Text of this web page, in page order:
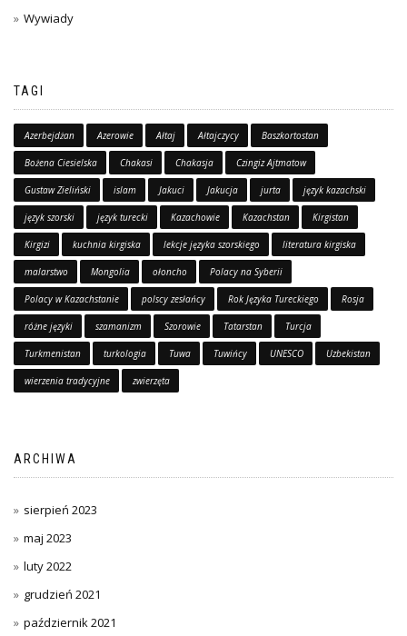
Wywiady
TAGI
Azerbejdżan Azerowie Ałtaj Ałtajczycy Baszkortostan
Bożena Ciesielska Chakasi Chakasja Czingiz Ajtmatow
Gustaw Zieliński islam Jakuci Jakucja jurta język kazachski
język szorski język turecki Kazachowie Kazachstan Kirgistan
Kirgizi kuchnia kirgiska lekcje języka szorskiego literatura kirgiska
malarstwo Mongolia ołoncho Polacy na Syberii
Polacy w Kazachstanie polscy zesłańcy Rok Języka Tureckiego Rosja
różne języki szamanizm Szorowie Tatarstan Turcja
Turkmenistan turkologia Tuwa Tuwińcy UNESCO Uzbekistan
wierzenia tradycyjne zwierzęta
ARCHIWA
sierpień 2023
maj 2023
luty 2022
grudzień 2021
październik 2021